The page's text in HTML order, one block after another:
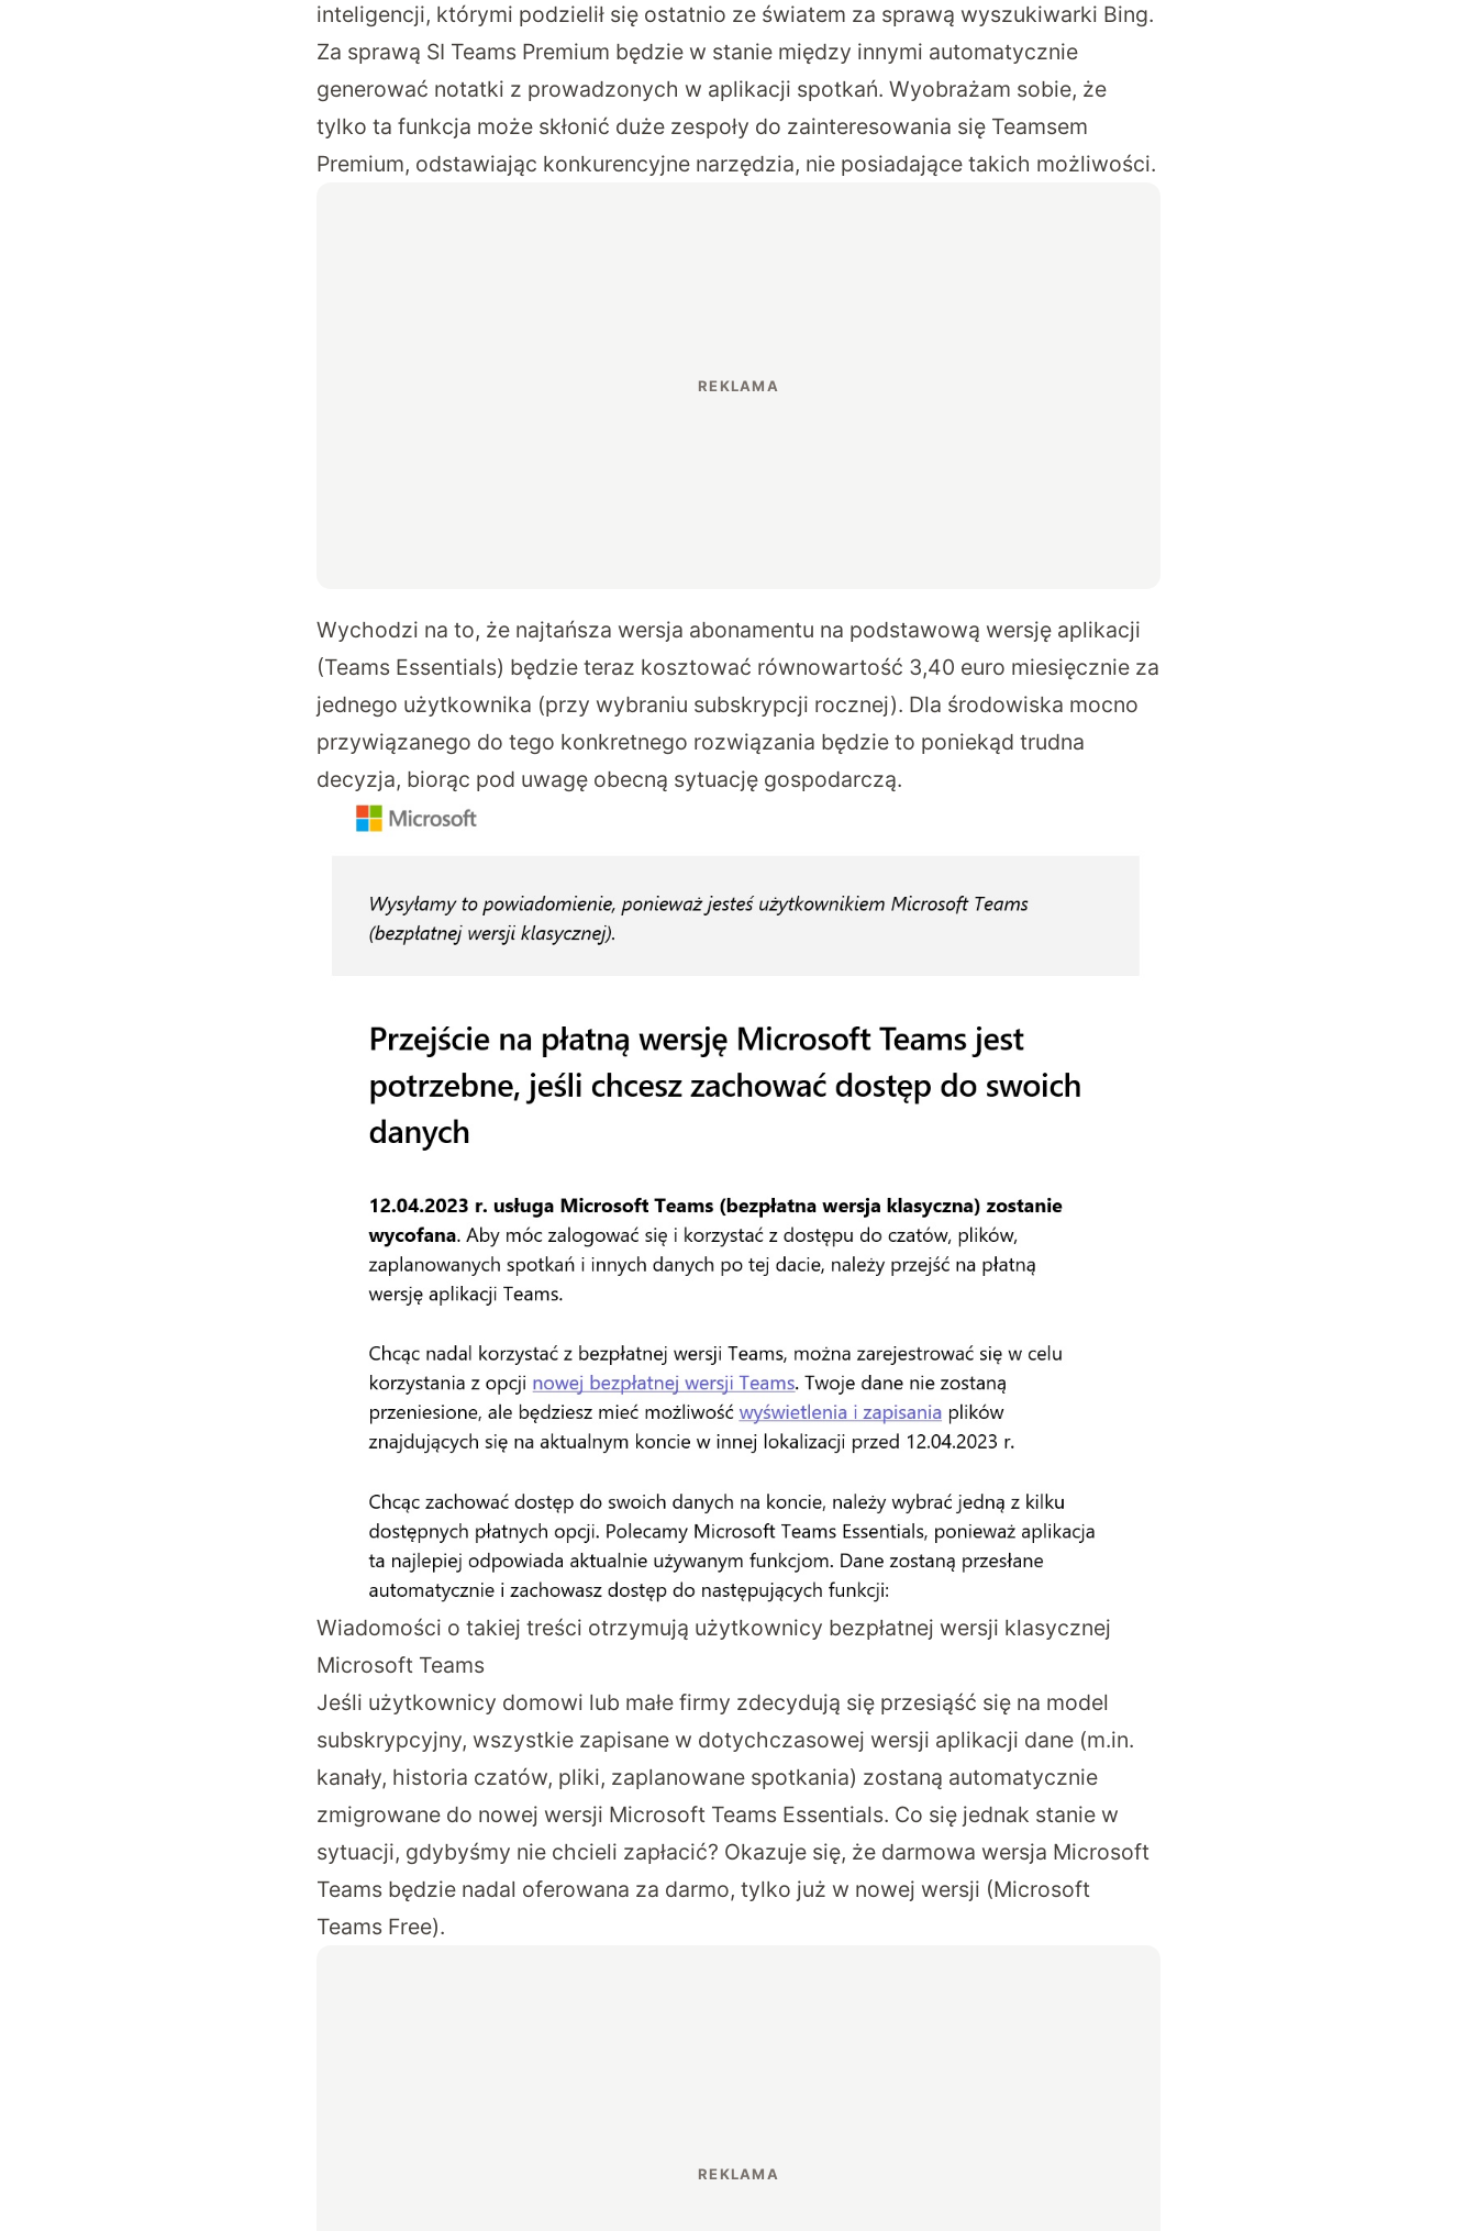
inteligencji, którymi podzielił się ostatnio ze światem za sprawą wyszukiwarki Bing.
Za sprawą SI Teams Premium będzie w stanie między innymi automatycznie
generować notatki z prowadzonych w aplikacji spotkań. Wyobrażam sobie, że
tylko ta funkcja może skłonić duże zespoły do zainteresowania się Teamsem
Premium, odstawiając konkurencyjne narzędzia, nie posiadające takich możliwości.
Wychodzi na to, że najtańsza wersja abonamentu na podstawową wersję aplikacji
(Teams Essentials) będzie teraz kosztować równowartość 3,40 euro miesięcznie za
jednego użytkownika (przy wybraniu subskrypcji rocznej). Dla środowiska mocno
przywiązanego do tego konkretnego rozwiązania będzie to poniekąd trudna
decyzja, biorąc pod uwagę obecną sytuację gospodarczą.
Wiadomości o takiej treści otrzymują użytkownicy bezpłatnej wersji klasycznej
Microsoft Teams
Jeśli użytkownicy domowi lub małe firmy zdecydują się przesiąść się na model
subskrypcyjny, wszystkie zapisane w dotychczasowej wersji aplikacji dane (m.in.
kanały, historia czatów, pliki, zaplanowane spotkania) zostaną automatycznie
zmigrowane do nowej wersji Microsoft Teams Essentials. Co się jednak stanie w
sytuacji, gdybyśmy nie chcieli zapłacić? Okazuje się, że darmowa wersja Microsoft
Teams będzie nadal oferowana za darmo, tylko już w nowej wersji (Microsoft
Teams Free).